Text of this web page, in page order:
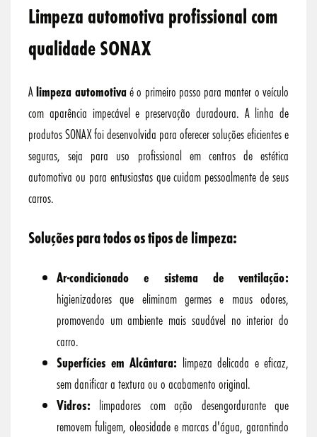
Limpeza automotiva profissional com
qualidade SONAX
Alimpeza automotivaé o primeiro passo para manter o veículo
com aparência impecável e preservação duradoura. A linha de
produtos SONAX foi desenvolvida para oferecer soluções eficientes e
seguras, seja para uso profissional em centros de estética
automotiva ou para entusiastas que cuidam pessoalmente de seus
carros.
Soluções para todos os tipos de limpeza:
Ar-condicionado e sistema de ventilação:
higienizadores que eliminam germes e maus odores,
promovendo um ambiente mais saudável no interior do
carro.
Superfícies em Alcântara: limpeza delicada e eficaz,
sem danificar a textura ou o acabamento original.
Vidros: limpadores com ação desengordurante que
removem fuligem, oleosidade e marcas d'água, garantindo